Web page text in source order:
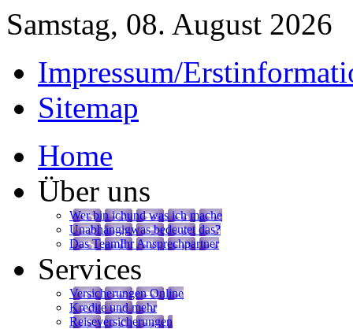
Samstag, 08. August 2026
Impressum/
Sitemap
Home
Über uns
Wer bin ichund was ich mache
Unabhängigwas bedeutet das?
Das TeamIhr Ansprechpartner
Services
Versicherungen Online
Kredite und mehr
Reiseversicherungen